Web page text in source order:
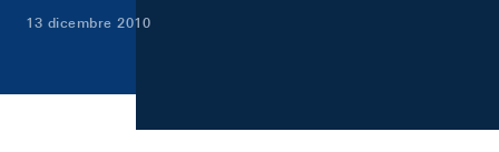
13 dicembre 2010